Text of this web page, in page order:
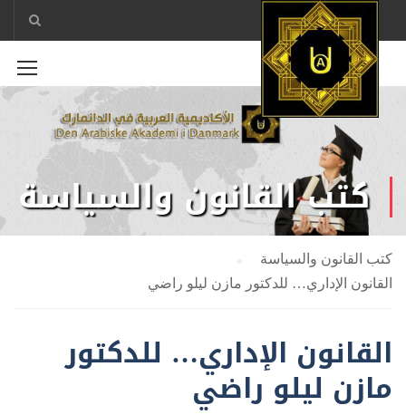
كتب القانون والسياسة
كتب القانون والسياسة
القانون الإداري… للدكتور مازن ليلو راضي
القانون الإداري… للدكتور
مازن ليلو راضي